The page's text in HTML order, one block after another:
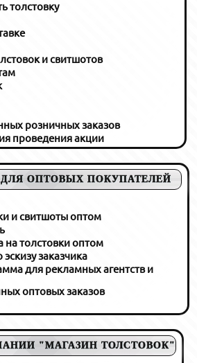
толстовку
и свитшотов
розничных заказов
проведения акции
ОПТОВЫХ ПОКУПАТЕЛЕЙ
и свитшоты оптом
на толстовки оптом
заказчика
для рекламных агентств и
оптовых заказов
"МАГАЗИН ТОЛСТОВОК"